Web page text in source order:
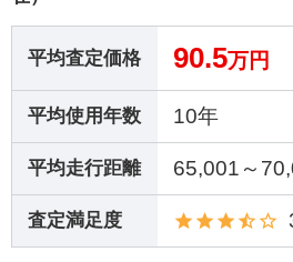
平均査定価格 90.5万円
平均使用年数 10年
平均走行距離 65,001～
査定満足度